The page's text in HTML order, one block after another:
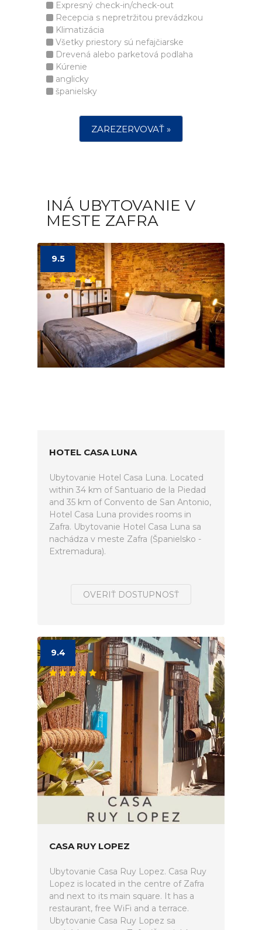
Expresný check-in/check-out
Recepcia s nepretržitou prevádzkou
Klimatizácia
Všetky priestory sú nefajčiarske
Drevená alebo parketová podlaha
Kúrenie
anglicky
španielsky
ZAREZERVOVAŤ »
INÁ UBYTOVANIE V
MESTE ZAFRA
9.5
HOTEL CASA LUNA
Ubytovanie Hotel Casa Luna. Located
within 34 km of Santuario de la Piedad
and 35 km of Convento de San Antonio,
Hotel Casa Luna provides rooms in
Zafra. Ubytovanie Hotel Casa Luna sa
nachádza v meste Zafra (Španielsko -
Extremadura).
OVERIŤ DOSTUPNOSŤ
9.4
CASA RUY LOPEZ
Ubytovanie Casa Ruy Lopez. Casa Ruy
Lopez is located in the centre of Zafra
and next to its main square. It has a
restaurant, free WiFi and a terrace.
Ubytovanie Casa Ruy Lopez sa